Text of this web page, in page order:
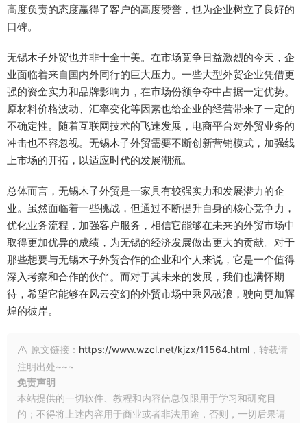
高度负责的态度赢得了客户的高度赞誉，也为企业树立了良好的
口碑。
无锡木子外贸也并非十全十美。在市场竞争日益激烈的今天，企
业面临着来自国内外同行的巨大压力。一些大型外贸企业凭借更
强的资金实力和品牌影响力，在市场份额争夺中占据一定优势。
原材料价格波动、汇率变化等因素也给企业的经营带来了一定的
不确定性。随着互联网技术的飞速发展，电商平台对外贸业务的
冲击也不容忽视。无锡木子外贸需要不断创新营销模式，加强线
上市场的开拓，以适应时代的发展潮流。
总体而言，无锡木子外贸是一家具有较强实力和发展潜力的企
业。虽然面临着一些挑战，但通过不断提升自身的核心竞争力，
优化业务流程，加强客户服务，相信它能够在未来的外贸市场中
取得更加优异的成绩，为无锡的经济发展做出更大的贡献。对于
那些想要与无锡木子外贸合作的企业和个人来说，它是一个值得
深入考察和合作的伙伴。而对于其未来的发展，我们也满怀期
待，希望它能够在风云变幻的外贸市场中乘风破浪，驶向更加辉
煌的彼岸。
原文链接： https://www.wzcl.net/kjzx/11564.html ，转载请
注明出处~~~
免责声明
本站提供的一切软件、教程和内容信息仅限用于学习和研究目
的；不得将上述内容用于商业或者非法用途，否则，一切后果请